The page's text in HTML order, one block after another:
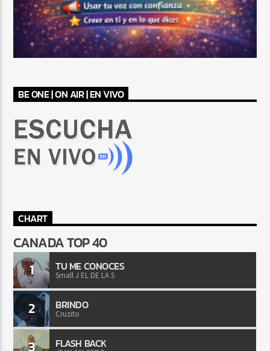
BE ONE | ON AIR | EN VIVO
CHART
CANADA TOP 40
1 TU ME CONOCES
Small J EL DE LA S
2 BRINDO
Cruzito
FLASH BACK